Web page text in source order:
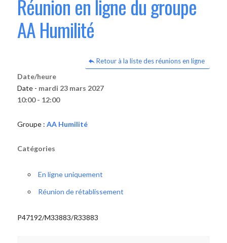
Réunion en ligne du groupe
AA Humilité
Retour à la liste des réunions en ligne
Date/heure
Date - mardi 23 mars 2027
10:00 - 12:00
Groupe : AA Humilité
Catégories
En ligne uniquement
Réunion de rétablissement
P47192/M33883/R33883